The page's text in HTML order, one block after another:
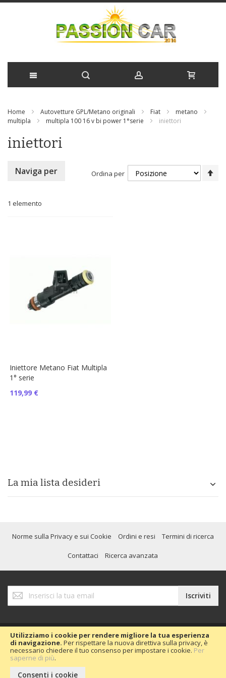
Utilizziamo i cookie per rendere migliore la tua esperienza
di navigazione. Per rispettare la nuova direttiva sulla privacy, è
necessario chiedere il tuo consenso per impostare i cookie. Per
saperne di più.
Consenti i cookie
Home Autovetture GPL/Metano originali Fiat
metano
multipla
multipla 100 16 v bi power 1°serie iniettori
iniettori
1 elemento
Ordina per
Iniettore Metano Fiat Multipla
1° serie
119,99 €
Naviga per
La mia lista desideri
Norme sulla Privacy e sui Cookie Ordini e resi Termini di ricerca
Contattaci Ricerca avanzata
alla
nostra
Iscriviti
Copyright © 2020 Passion Car 2016.